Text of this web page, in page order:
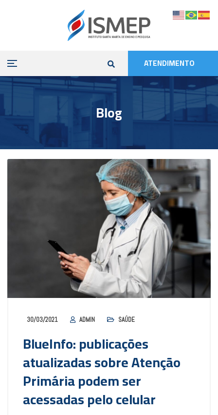
ATENDIMENTO
Blog
30/03/2021 ADMIN SAÚDE
BlueInfo: publicações
atualizadas sobre Atenção
Primária podem ser
acessadas pelo celular